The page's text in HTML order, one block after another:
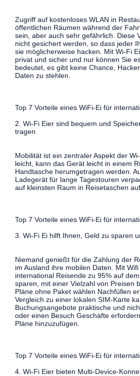
Zugriff auf kostenloses WLAN in
öffentlichen Räumen während der
sein, aber auch sehr gefährlich. Diese
nicht gesichert werden, so dass jeder
sie möglicherweise hacken. Mit Wi-Fi
privat und sicher und nur können Sie
bedeutet, es gibt keine Chance,
Daten zu stehlen.
Top 7 Vorteile eines WiFi-Ei für
2. Wi-Fi Eier sind bequem und
tragen
Mobilität ist ein zentraler Aspekt der
leicht, kann das Gerät leicht in einem
Handtasche herumgetragen werden.
Ladegerät für lange Tagestouren
auf kleinsten Raum in Reisetaschen auf.
Top 7 Vorteile eines WiFi-Ei für
3. Wi-Fi Ei hilft Ihnen, Geld zu sparen
Niemand genießt für die Zahlung der
im Ausland ihre mobilen Daten. Mit
international Reisende zu 95% auf
sparen, mit einer Vielzahl von Preisen
Pläne ohne Paket wählen Nachfüllen
Vergleich zu einer lokalen SIM-Karte
Buchungsangebote praktische und
oder einen Besuch Geschäfte
Pläne hinzuzufügen.
Top 7 Vorteile eines WiFi-Ei für
4. Wi-Fi Eier bieten Multi-Device-